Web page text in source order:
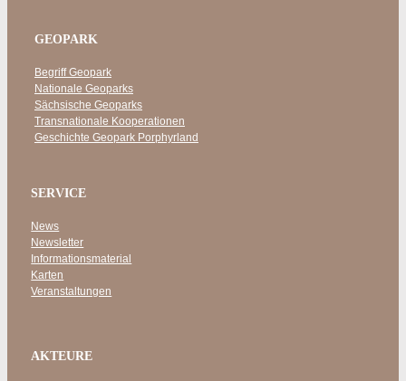
GEOPARK
Begriff Geopark
Nationale Geoparks
Sächsische Geoparks
Transnationale Kooperationen
Geschichte Geopark Porphyrland
SERVICE
News
Newsletter
Informationsmaterial
Karten
Veranstaltungen
AKTEURE